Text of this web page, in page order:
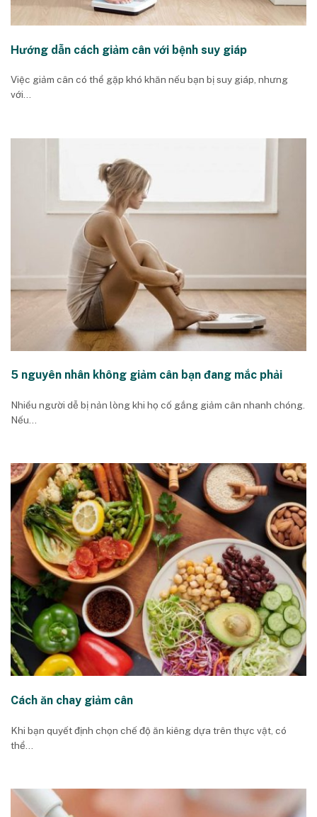
Hướng dẫn cách giảm cân với bệnh suy giáp
Việc giảm cân có thể gặp khó khăn nếu bạn bị suy giáp, nhưng
với...
5 nguyên nhân không giảm cân bạn đang mắc phải
Nhiều người dễ bị nản lòng khi họ cố gắng giảm cân nhanh chóng.
Nếu...
Cách ăn chay giảm cân
Khi bạn quyết định chọn chế độ ăn kiêng dựa trên thực vật, có
thể...